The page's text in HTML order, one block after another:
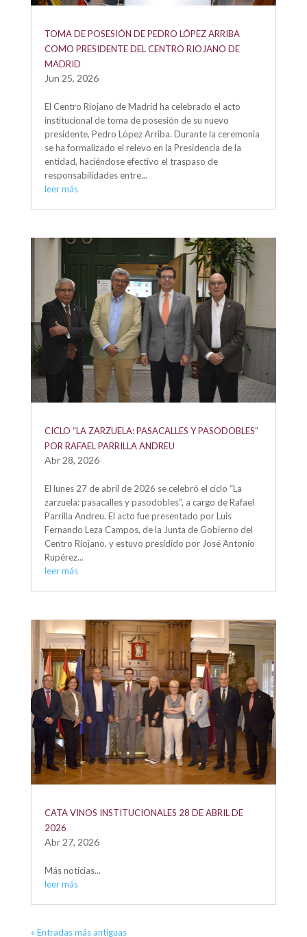
TOMA DE POSESIÓN DE PEDRO LÓPEZ ARRIBA
COMO PRESIDENTE DEL CENTRO RIOJANO DE
MADRID
Jun 25, 2026
El Centro Riojano de Madrid ha celebrado el acto
institucional de toma de posesión de su nuevo
presidente, Pedro López Arriba. Durante la ceremonia
se ha formalizado el relevo en la Presidencia de la
entidad, haciéndose efectivo el traspaso de
responsabilidades entre...
leer más
CICLO “LA ZARZUELA: PASACALLES Y PASODOBLES”
POR RAFAEL PARRILLA ANDREU
Abr 28, 2026
El lunes 27 de abril de 2026 se celebró el ciclo “La
zarzuela: pasacalles y pasodobles”, a cargo de Rafael
Parrilla Andreu. El acto fue presentado por Luis
Fernando Leza Campos, de la Junta de Gobierno del
Centro Riojano, y estuvo presidido por José Antonio
Rupérez...
leer más
CATA VINOS INSTITUCIONALES 28 DE ABRIL DE
2026
Abr 27, 2026
Más noticias...
leer más
« Entradas más antiguas